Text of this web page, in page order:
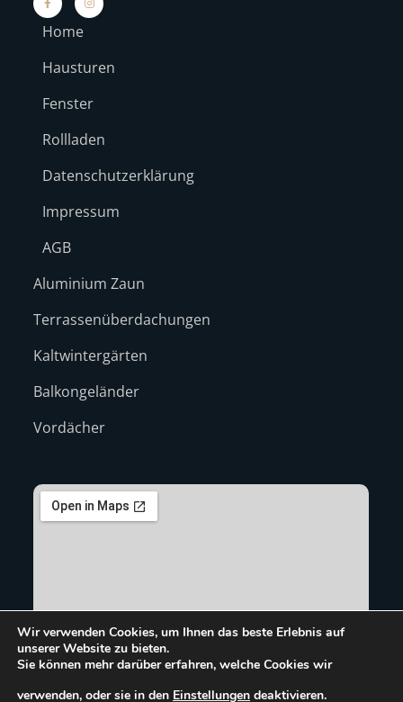
Home
Hausturen
Fenster
Rollladen
Datenschutzerklärung
Impressum
AGB
Aluminium Zaun
Terrassenüberdachungen
Kaltwintergärten
Balkongeländer
Vordächer
Wir verwenden Cookies, um Ihnen das beste Erlebnis auf
unserer Website zu bieten.
Sie können mehr darüber erfahren, welche Cookies wir
verwenden, oder sie in den Einstellungen deaktivieren.